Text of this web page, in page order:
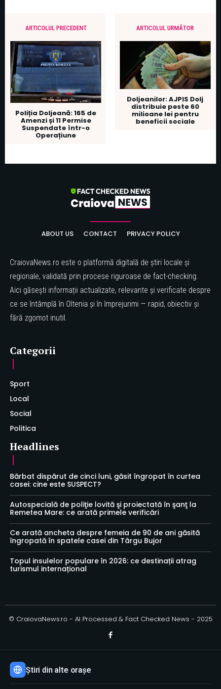
ARTICOLUL PRECEDENT
Poliția Doljeană: 165 de
Amenzi și 11 Permise
Suspendate într-o
Operațiune
ARTICOLUL URMĂTOR
Doljeanilor: AJPIS Dolj
distribuie peste 60
milioane lei pentru
beneficii sociale
ABOUT US CONTACT PRIVACY POLICY
CraiovaNews.ro este o platformă digitală de știri locale și
regionale, validată prin procese riguroase de fact-checking.
Aici găsești informații actualizate, relevante și verificate despre
ce se întâmplă în Oltenia și în împrejurimi — rapid, obiectiv și
fără zgomot inutil.
Categorii
Sport
Local
Social
Politica
Headlines
Bărbat dispărut de cinci luni, găsit îngropat în curtea
casei: cine este SUSPECT?
Autospecială de poliţie lovită şi proiectată în şanţ la
Remetea Mare: ce arată primele verificări
Ce arată ancheta despre femeia de 90 de ani găsită
îngropată în spatele casei din Târgu Bujor
Topul insulelor populare în 2026: ce destinații atrag
turismul internațional
© CraiovaNews.ro - AI Processed & Fact Checked News - 2025
Știri din alte orașe